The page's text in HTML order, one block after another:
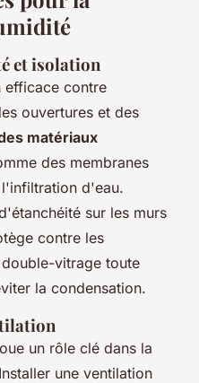
et isolation
efficace contre
ouvertures et des
matériaux
des membranes
d'eau.
sur les murs
contre les
vitrage toute
la condensation.
un rôle clé dans la
une ventilation